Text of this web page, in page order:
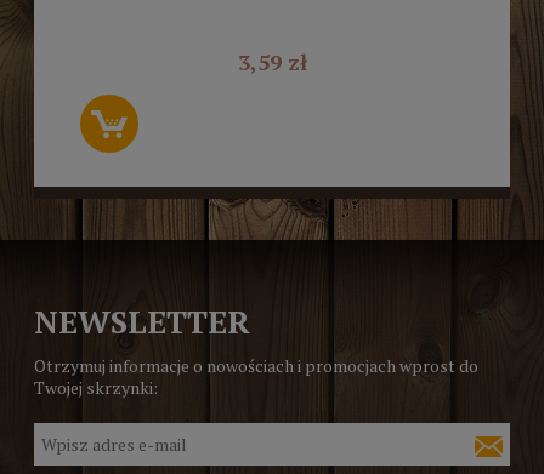
3,59 zł
NEWSLETTER
Otrzymuj informacje o nowościach i promocjach wprost do
Twojej skrzynki: